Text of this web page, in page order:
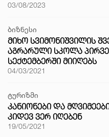
03/08/2023
ბიზნესი
ᲛᲘᲮᲝ ᲡᲕᲘᲛᲝᲜᲘᲨᲕᲘᲚᲘᲡ
ᲐᲒᲠᲐᲠᲣᲚᲘ ᲡᲙᲝᲚᲐ
ᲡᲔᲥᲢᲔᲛᲑᲔᲠᲨᲘ ᲛᲘᲘᲦᲔᲑᲡ
04/03/2021
ტურიზმი
ᲙᲐᲜᲘᲝᲜᲔᲑᲘ ᲓᲐ
ᲙᲘᲓᲔᲕ ᲕᲔᲠ ᲘᲦᲔᲑᲔᲜ
19/05/2021